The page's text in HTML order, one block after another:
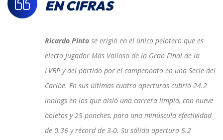
EN CIFRAS
Ricardo Pinto se erigió en el único pelotero que es
electo Jugador Más Valioso de la Gran Final de la
LVBP y del partido por el campeonato en una Serie del
Caribe. En sus últimas cuatro aperturas cubrió 24.2
innings en los que aisló una carrera limpia, con nueve
boletos y 25 ponches, para una minúscula efectividad
de 0.36 y récord de 3-0. Su sólida apertura 5.2